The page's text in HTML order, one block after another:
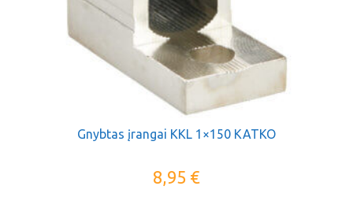
Gnybtas įrangai KKL 1×150 KATKO
8,95 €